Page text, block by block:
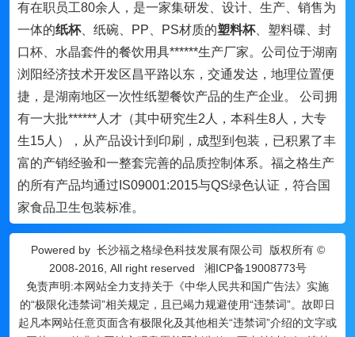
有在职员工80余人，是一家集研发、设计、生产、销售为
一体的纸杯、纸碗、PP、PS材质的塑料杯、塑料碟、封
口杯、水晶套件的餐饮用具******生产厂家。公司位于湖南
浏阳经济技术开发区昌平路以东，交通发达，地理位置便
捷，是湖南地区一次性纸塑餐饮产品的生产企业。 公司拥
有一大批******人才（其中研究生2人，本科生8人，大专
生15人），从产品设计到印刷，成型到包装，已积累了丰
富的产销经验和一整套完善的品质控制体系。福之格生产
的所有产品均通过IS09001:2015与QS绿色认证，符合国
家食品卫生包装标准。
Powered by 长沙福之格绿色科技发展有限公司
版权所有 ©
2008-2016, All right reserved 湘ICP备19008773号
免责声明:本网站全力支持关于《中华人民共和国广告法》实施
的“极限化违禁词”相关规定，且已竭力规避使用“违禁词”。故即日
起凡本网站任意页面含有极限化及其他相关“违禁词”介绍的文字或